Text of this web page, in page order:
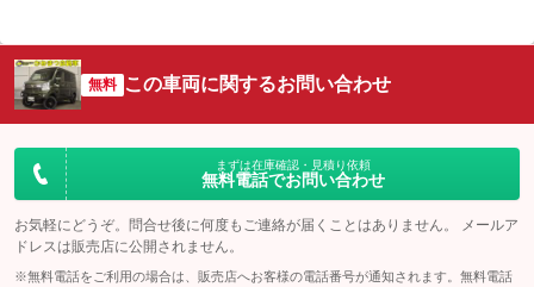
無料 この車両に関するお問い合わせ
まずは在庫確認・見積り依頼
無料電話でお問い合わせ
お気軽にどうぞ。問合せ後に何度もご連絡が届くことはありません。 メールア
ドレスは販売店に公開されません。
※無料電話をご利用の場合は、販売店へお客様の電話番号が通知されます。無料電話